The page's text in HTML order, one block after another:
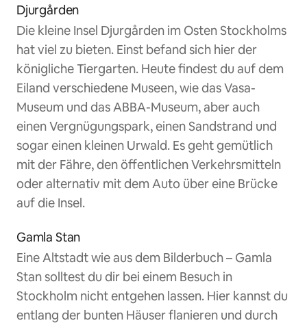
Djurgården
Die kleine Insel Djurgården im Osten Stockholms
hat viel zu bieten. Einst befand sich hier der
königliche Tiergarten. Heute findest du auf dem
Eiland verschiedene Museen, wie das Vasa-
Museum und das ABBA-Museum, aber auch
einen Vergnügungspark, einen Sandstrand und
sogar einen kleinen Urwald. Es geht gemütlich
mit der Fähre, den öffentlichen Verkehrsmitteln
oder alternativ mit dem Auto über eine Brücke
auf die Insel.
Gamla Stan
Eine Altstadt wie aus dem Bilderbuch – Gamla
Stan solltest du dir bei einem Besuch in
Stockholm nicht entgehen lassen. Hier kannst du
entlang der bunten Häuser flanieren und durch